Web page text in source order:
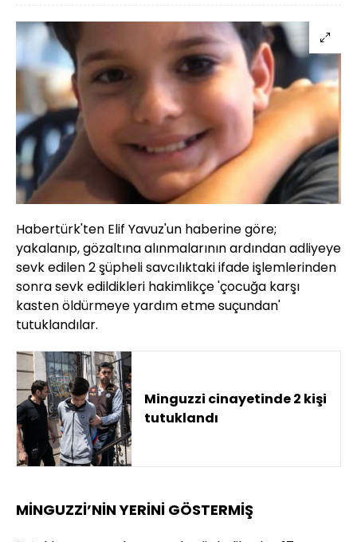
Habertürk'ten Elif Yavuz'un haberine göre;
yakalanıp, gözaltına alınmalarının ardından adliyeye
sevk edilen 2 şüpheli savcılıktaki ifade işlemlerinden
sonra sevk edildikleri hakimlikçe 'çocuğa karşı
kasten öldürmeye yardım etme suçundan'
tutuklandılar.
Minguzzi cinayetinde 2 kişi
tutuklandı
MİNGUZZİ’NİN YERİNİ GÖSTERMİŞ